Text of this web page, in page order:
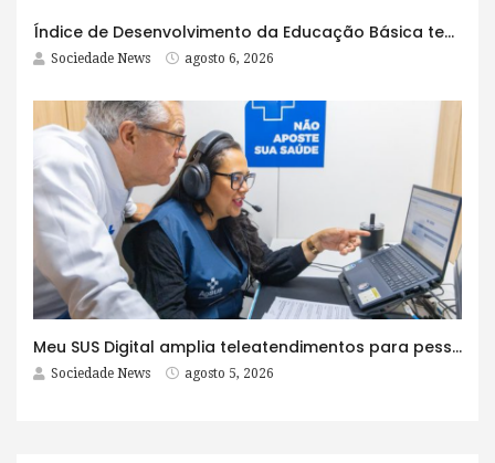
Índice de Desenvolvimento da Educação Básica tem elevação em todas as etapas
Sociedade News agosto 6, 2026
Meu SUS Digital amplia teleatendimentos para pessoas com problemas com jogos e apostas
Sociedade News agosto 5, 2026